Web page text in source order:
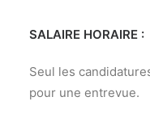
SALAIRE
Seul les
pour une entrevue.